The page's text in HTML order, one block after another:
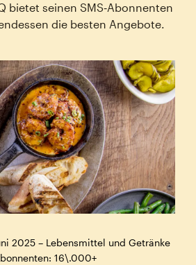
bietet seinen SMS‑Abonnenten
die besten Angebote.
2025 – Lebensmittel und Getränke
16\.000+